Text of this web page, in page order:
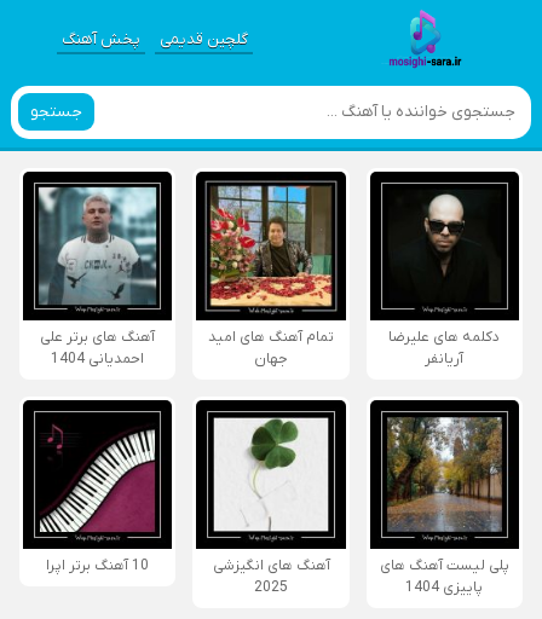
گلچین قدیمی پخش آهنگ
جستجو
دکلمه های علیرضا
آریانفر
تمام آهنگ های امید
جهان
آهنگ های برتر علی
احمدیانی 1404
پلی لیست آهنگ های
پاییزی 1404
آهنگ های انگیزشی
2025
10 آهنگ برتر اپرا